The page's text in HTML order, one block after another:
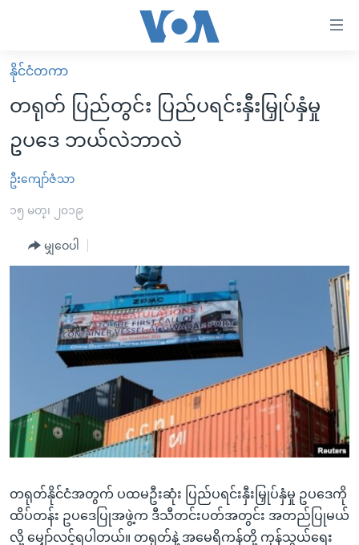
လွယ်ကူ
စေ
Link
များ
ပင်မ
စာမျက်နှာ
သို့
ကျော်
ရန်
ရှာဖွေ
ရန်
မူလစာမျက်နှာ
မြန်မာ
ကမ္ဘာ့သတင်းများ
နိုင်ငံတကာ
အစ္စရေး-ပါလက်စတိုင်း
ဗွီဒီယို
အင်္ဂလိပ်စာလေ့လာမယ်
မကြေးမုံရဲ့ အင်္ဂလိပ်စာ
ရုပ်ရှင်ထဲက အင်္ဂလိပ်စာ
သုတပဒေသာ အင်္ဂလိပ်စာ
ရေဒီယို
ရေဒီယိုနှင့်ရုပ်သံ အချက်အလက်များ
ရေဒီယို/တီဗွီအစီအစဉ်
Learning English
ဗွီအိုအေ လူမှုကွန်ယက်များ
ဘာသာစကားများ
နိုင်ငံတကာ
တရုတ် ပြည်တွင်း ပြည်ပရင်းနှီးမြှုပ်နှံမှု
ဥပဒေ ဘယ်လဲဘာလဲ
ဦးကျော်ဇံသာ
၁၅ မတ္၊ ၂၀၁၉
မျှဝေပါ
တရုတ်နိုင်ငံအတွက် ပထမဦးဆုံး ပြည်ပရင်းနှီးမြှုပ်နှံမှု ဥပဒေကို
ထိပ်တန်း ဥပဒေပြုအဖွဲ့က ဒီသီတင်းပတ်အတွင်း အတည်ပြုမယ်
လို့ မျှော်လင့်ရပါတယ်။ တရုတ်နဲ့ အမေရိကန်တို့ ကုန်သွယ်ရေး